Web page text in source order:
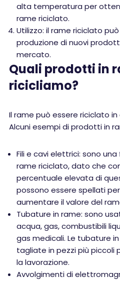
alta temperatura per
rame riciclato.
Utilizzo: il rame riciclato
produzione di nuovi
mercato.
Quali prodotti in
ricicliamo?
Il rame può essere riciclato
Alcuni esempi di prodotti in
Fili e cavi elettrici: sono
rame riciclato, dato che
percentuale elevata di
possono essere spellati
aumentare il valore del
Tubature in rame: sono
acqua, gas, combustibili
gas medicali. Le tubature
tagliate in pezzi più piccoli
la lavorazione.
Avvolgimenti di